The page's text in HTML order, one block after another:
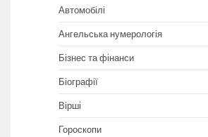
Автомобілі
Ангельська нумерологія
Бізнес та фінанси
Біографії
Вірші
Гороскопи